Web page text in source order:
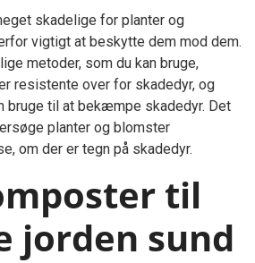
skadelige for planter og
vigtigt at beskytte dem mod dem.
metoder, som du kan bruge,
resistente over for skadedyr, og
bruge til at bekæmpe skadedyr. Det
planter og blomster
om der er tegn på skadedyr.
til
jorden sund